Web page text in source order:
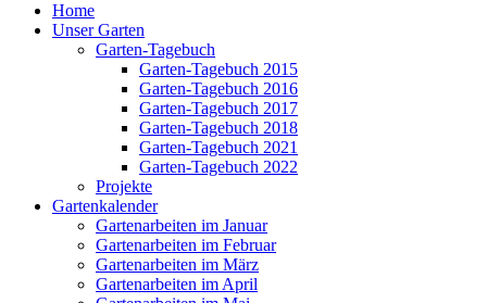
Home
Unser Garten
Garten-Tagebuch
Garten-Tagebuch 2015
Garten-Tagebuch 2016
Garten-Tagebuch 2017
Garten-Tagebuch 2018
Garten-Tagebuch 2021
Garten-Tagebuch 2022
Projekte
Gartenkalender
Gartenarbeiten im Januar
Gartenarbeiten im Februar
Gartenarbeiten im März
Gartenarbeiten im April